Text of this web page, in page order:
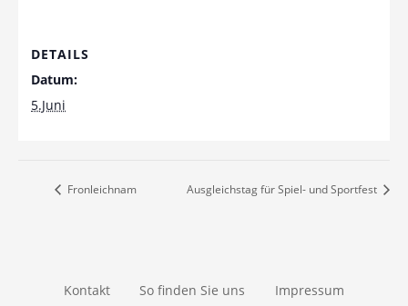
DETAILS
Datum:
5.Juni
Fronleichnam Ausgleichstag für Spiel- und Sportfest
Kontakt So finden Sie uns Impressum